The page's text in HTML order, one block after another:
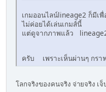
เกมออนไลน์lineage2 ก็มี
ไม่ค่อยได้เล่นเกมส์นี้
แต่ดูจากภาพแล้ว
ครับ เพราะเห็นผ่านๆ กรา
โลกจริงของคนจริง จ่ายจริง เ